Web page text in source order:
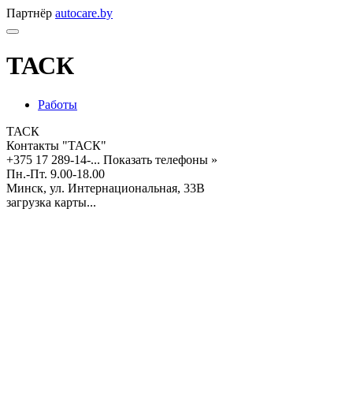
Партнёр autocare.by
ТАСК
Работы
ТАСК
Контакты "ТАСК"
+375 17 289-14-... Показать телефоны »
Пн.-Пт. 9.00-18.00
Минск, ул. Интернациональная, 33В
загрузка карты...